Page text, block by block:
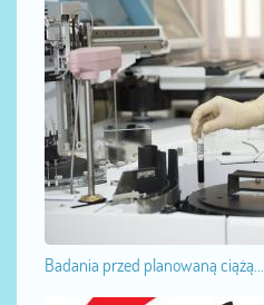
Badania przed planowaną ciążą...